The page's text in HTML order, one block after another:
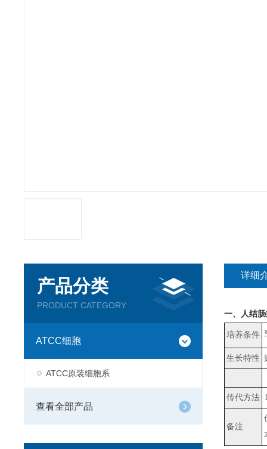
产品分类
PRODUCT CATEGORY
ATCC细胞
ATCC原装细胞系
查看全部产品
详细
一、 人结
培养条件
生长特性
传代方法
备注